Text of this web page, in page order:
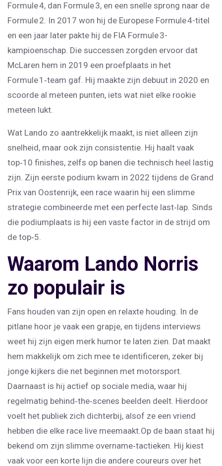
Formule 4, dan Formule 3, en een snelle sprong naar de
Formule 2. In 2017 won hij de Europese Formule 4-titel
en een jaar later pakte hij de FIA Formule 3-
kampioenschap. Die successen zorgden ervoor dat
McLaren hem in 2019 een proefplaats in het
Formule 1‑team gaf. Hij maakte zijn debuut in 2020 en
scoorde al meteen punten, iets wat niet elke rookie
meteen lukt.
Wat Lando zo aantrekkelijk maakt, is niet alleen zijn
snelheid, maar ook zijn consistentie. Hij haalt vaak
top‑10 finishes, zelfs op banen die technisch heel lastig
zijn. Zijn eerste podium kwam in 2022 tijdens de Grand
Prix van Oostenrijk, een race waarin hij een slimme
strategie combineerde met een perfecte last‑lap. Sinds
die podiumplaats is hij een vaste factor in de strijd om
de top‑5.
Waarom Lando Norris
zo populair is
Fans houden van zijn open en relaxte houding. In de
pitlane hoor je vaak een grapje, en tijdens interviews
weet hij zijn eigen merk humor te laten zien. Dat maakt
hem makkelijk om zich mee te identificeren, zeker bij
jonge kijkers die net beginnen met motorsport.
Daarnaast is hij actief op sociale media, waar hij
regelmatig behind‑the‑scenes beelden deelt. Hierdoor
voelt het publiek zich dichterbij, alsof ze een vriend
hebben die elke race live meemaakt.Op de baan staat hij
bekend om zijn slimme overname‑tactieken. Hij kiest
vaak voor een korte lijn die andere coureurs over het